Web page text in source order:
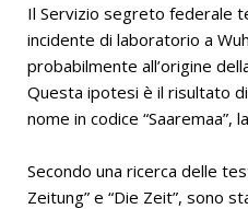
Il Servizio segreto federale
incidente di laboratorio a
probabilmente all’origine
Questa ipotesi è il risultato
nome in codice “Saaremaa”,
Secondo una ricerca delle
Zeitung” e “Die Zeit”, sono